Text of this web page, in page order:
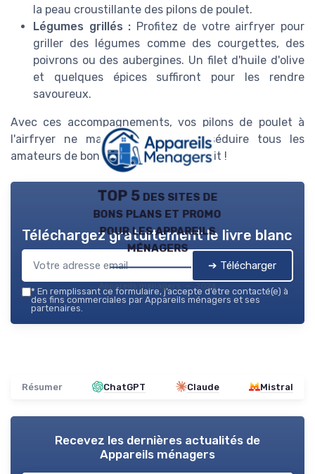
la peau croustillante des pilons de poulet.
Légumes grillés : Profitez de votre airfryer pour
griller des légumes comme des courgettes, des
poivrons ou des aubergines. Un filet d'huile d'olive
et quelques épices suffiront pour les rendre
savoureux.
Avec ces accompagnements, vos pilons de poulet à
l'airfryer ne manqueront pas de séduire tous les
amateurs de bonne cuisine. Bon appétit !
TOP 5 des sites de
bons plans et promo
pour les appareils
ménagers
Appareils ménagers — 2026
Téléchargez gratuitement le livre blanc
➔ Télécharger
* En remplissant ce formulaire, j’accepte d’être contacté(e) à
des fins commerciales par Appareils ménagers et ses
partenaires.
Résumer ChatGPT Claude Mistral
Recevez les dernières actualités de
Appareils ménagers